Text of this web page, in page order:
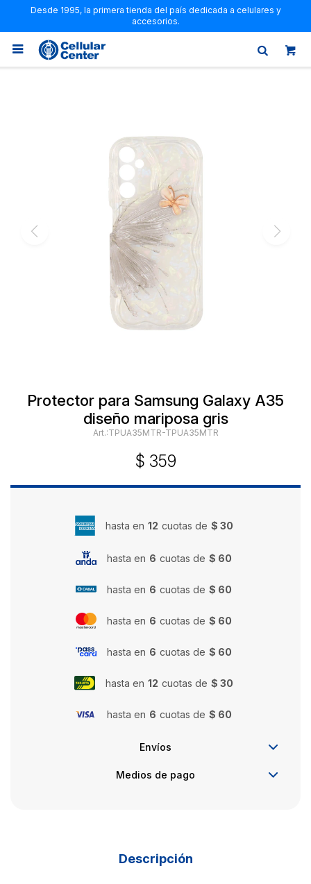
Desde 1995, la primera tienda del país dedicada a celulares y
accesorios.

Protector para Samsung Galaxy A35
diseño mariposa gris
TPUA35MTR-TPUA35MTR
$ 359
hasta en 12 cuotas de $ 30
hasta en 6 cuotas de $ 60
hasta en 6 cuotas de $ 60
hasta en 6 cuotas de $ 60
hasta en 6 cuotas de $ 60
hasta en 12 cuotas de $ 30
hasta en 6 cuotas de $ 60
Envíos
Medios de pago
Descripción